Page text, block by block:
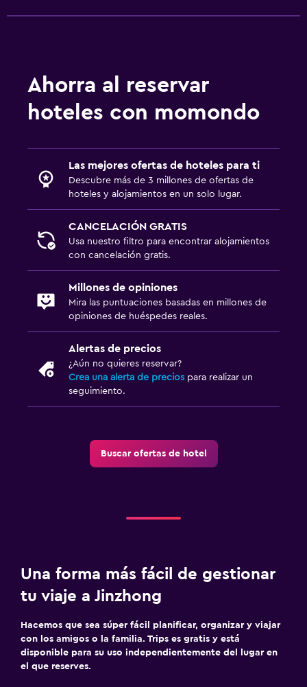
Ahorra al reservar
hoteles con momondo
Las mejores ofertas de hoteles para ti
Descubre más de 3 millones de ofertas de
hoteles y alojamientos en un solo lugar.
CANCELACIÓN GRATIS
Usa nuestro filtro para encontrar alojamientos
con cancelación gratis.
Millones de opiniones
Mira las puntuaciones basadas en millones de
opiniones de huéspedes reales.
Alertas de precios
¿Aún no quieres reservar?
Crea una alerta de precios para realizar un
seguimiento.
Buscar ofertas de hotel
Una forma más fácil de gestionar
tu viaje a Jinzhong
Hacemos que sea súper fácil planificar, organizar y viajar
con los amigos o la familia. Trips es gratis y está
disponible para su uso independientemente del lugar en
el que reserves.